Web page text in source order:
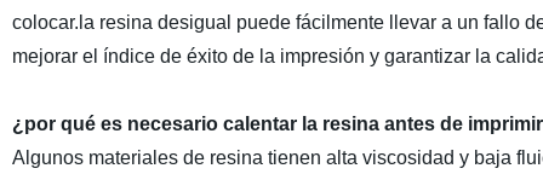
colocar.la resina desigual puede fácilmente llevar a un fallo
mejorar el índice de éxito de la impresión y garantizar la
¿por qué es necesario calentar la resina antes de
Algunos materiales de resina tienen alta viscosidad y baja